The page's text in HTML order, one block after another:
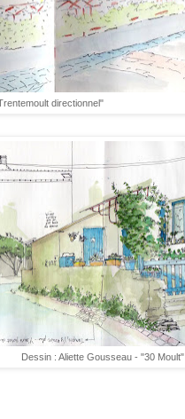
directionnel"
Dessin : Aliette Gousseau - "30 Moult"